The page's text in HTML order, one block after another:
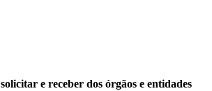
e receber dos órgãos e entidades